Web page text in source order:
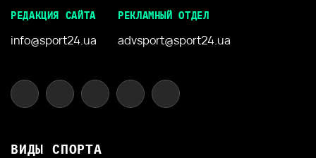
РЕДАКЦИЯ САЙТА
info@sport24.ua
РЕКЛАМНЫЙ ОТДЕЛ
advsport@sport24.ua
ВИДЫ СПОРТА